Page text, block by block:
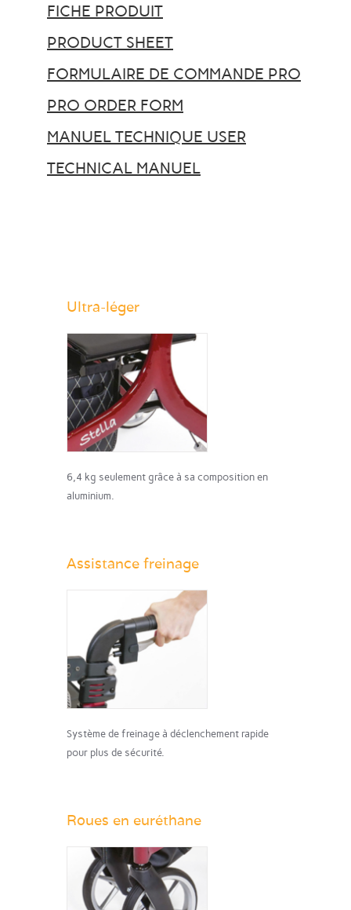
FICHE PRODUIT
PRODUCT SHEET
FORMULAIRE DE COMMANDE PRO
PRO ORDER FORM
MANUEL TECHNIQUE USER
TECHNICAL MANUEL
Ultra-léger
6,4 kg seulement grâce à sa composition en
aluminium.
Assistance freinage
Système de freinage à déclenchement rapide
pour plus de sécurité.
Roues en euréthane